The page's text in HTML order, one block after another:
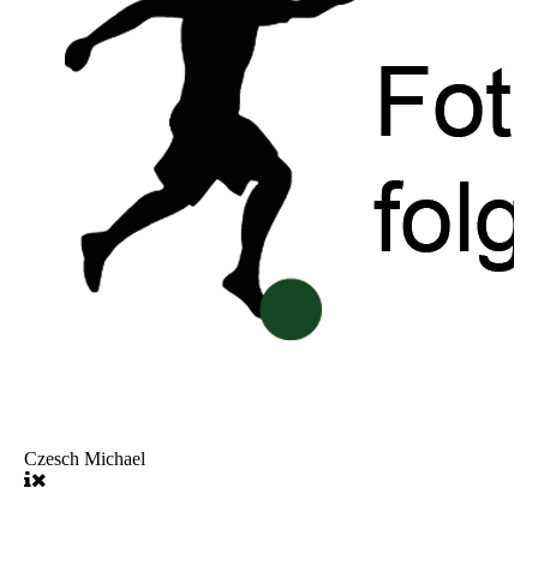
Czesch Michael